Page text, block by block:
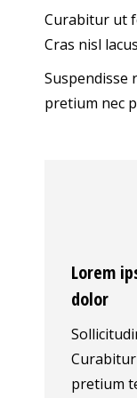
Curabitur ut
Cras nisl
pretium nec
Lorem
dolor
pretium